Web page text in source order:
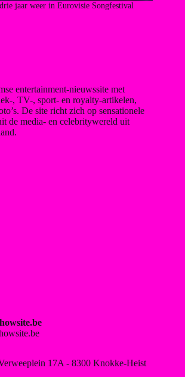
jaar weer in Eurovisie Songfestival
entertainment-nieuwssite met
, TV-, sport- en royalty-artikelen,
De site richt zich op sensationele
de media- en celebritywereld uit
17A - 8300 Knokke-Heist